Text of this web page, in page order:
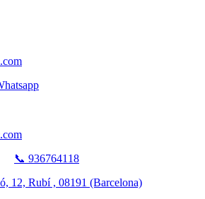
📞 936764118
12, Rubí , 08191 (Barcelona)